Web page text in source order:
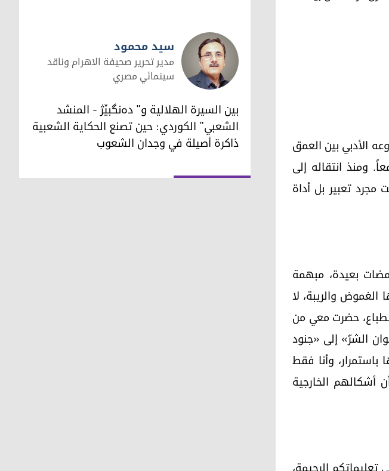
جمع في مشروعه الأدبي بين العمق
ومنذ انتقاله إلى
مجرد تعبير بل أداة
بعيدة، مبهمة
والريبة، لا
حضرت معي من
الشرّ» إلى «جنود
وأنا فقط
أشكالهم الخارجية
سيد محمود
سيد محمود
مدير تحرير صحيفة الاهرام وناقد
سينمائي مصري
بين السيرة الهلالية و" دەنگبێژ - المنشد
الشعبي" الكوردي: حين تصنع الحكاية الشعبية
ذاكرة أصيلة في وجدان الشعوب